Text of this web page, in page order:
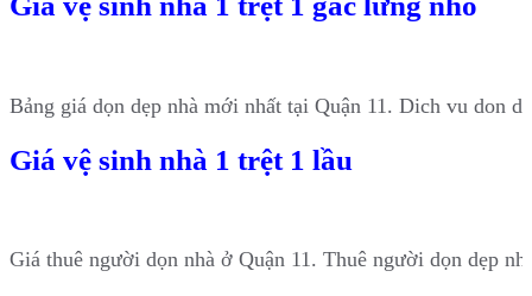
Bảng giá dọn dẹp nhà mới nhất tại Quận 11. Dich vu don
Giá vệ sinh nhà 1 trệt 1 lầu
Giá thuê người dọn nhà ở Quận 11. Thuê người dọn dẹp